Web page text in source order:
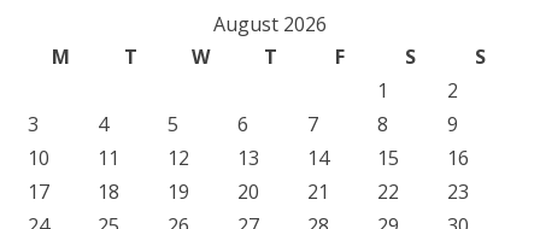
August 2026
M
T W T F S
S
1
2
3
4 5 6 7 8
9
10
11 12 13 14 15
16
17
18 19 20 21 22
23